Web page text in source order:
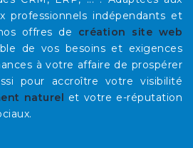
professionnels indépendants et
offres de création site web
de vos besoins et exigences
à votre affaire de prospérer
pour accroître votre visibilité
naturel et votre e-réputation